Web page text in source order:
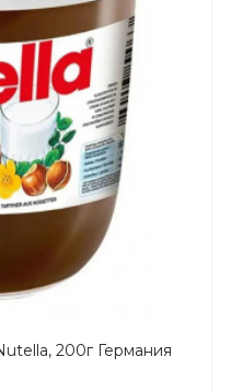
200г Германия